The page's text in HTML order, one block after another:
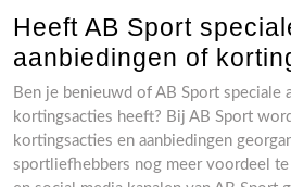
Heeft AB Sport
aanbiedingen of
Ben je benieuwd of AB Sport speciale
kortingsacties heeft? Bij AB Sport
kortingsacties en aanbiedingen
sportliefhebbers nog meer voordeel